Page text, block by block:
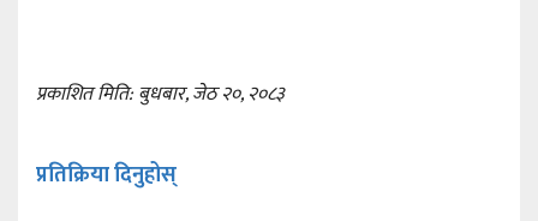
प्रकाशित मिति: बुधबार, जेठ २०, २०८३
प्रतिक्रिया दिनुहोस्